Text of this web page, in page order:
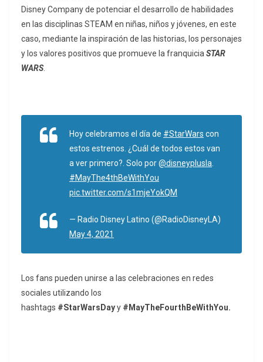
Disney Company de potenciar el desarrollo de habilidades
en las disciplinas STEAM en niñas, niños y jóvenes, en este
caso, mediante la inspiración de las historias, los personajes
y los valores positivos que promueve la franquicia STAR
WARS.
Hoy celebramos el día de #StarWars con
estos estrenos. ¿Cuál de todos estos van
a ver primero?. Solo por@disneyplusla
#MayThe4thBeWithYou
pic.twitter.com/s1mjeYokQM
— Radio Disney Latino (@RadioDisneyLA)
May 4, 2021
Los fans pueden unirse a las celebraciones en redes
sociales utilizando los
hashtags #StarWarsDayy #MayTheFourthBeWithYou.